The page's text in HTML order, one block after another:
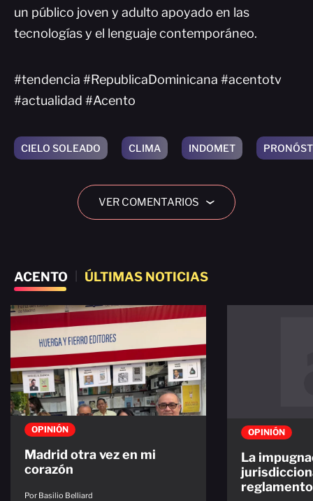
un público joven y adulto apoyado en las
tecnologías y el lenguaje contemporáneo.
#tendencia #RepublicaDominicana #acentotv
#actualidad #Acento
CIELO SOLEADO CLIMA INDOMET
VER COMENTARIOS ›
ACENTO ÚLTIMAS NOTICIAS
OPINIÓN
Madrid otra vez en mi
corazón
Por Basilio Belliard
OPINIÓN
La